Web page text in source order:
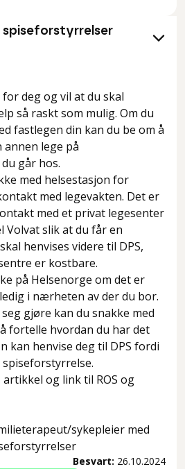
spiseforstyrrelser
deg og vil at du skal
så raskt som mulig. Om du
fastlegen din kan du be om å
annen lege på
går hos.
med helsestasjon for
med legevakten. Det er
med et privat legesenter
Volvat slik at du får en
henvises videre til DPS,
er kostbare.
på Helsenorge om det er
i nærheten av der du bor.
gjøre kan du snakke med
fortelle hvordan du har det
kan henvise deg til DPS fordi
artikkel og link til ROS og
sykepleier med
Besvart: 26.10.2024